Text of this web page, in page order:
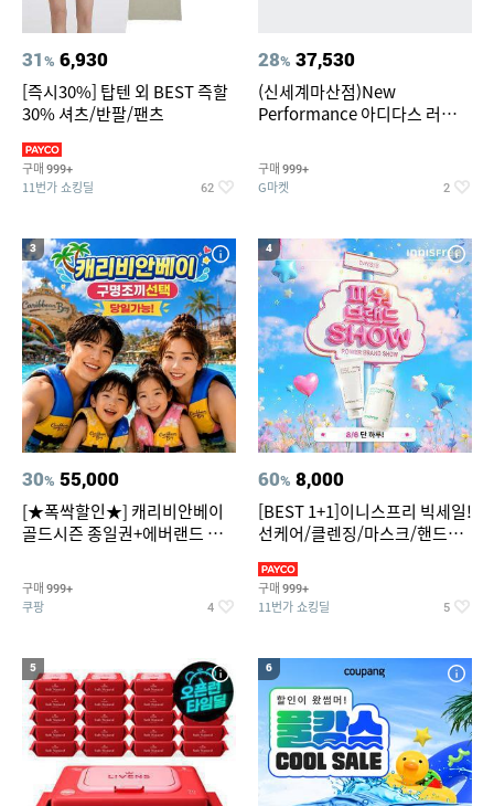
31% 6,930
[즉시30%] 탑텐 외 BEST 즉할
30% 셔츠/반팔/팬츠
구매 999+
11번가 쇼킹딜 62
28% 37,530
(신세계마산점)New
Performance 아디다스 러닝화
구매 999+
G마켓 2
3
30% 55,000
[★폭싹할인★] 캐리비안베이
골드시즌 종일권+에버랜드 오
구매 999+
쿠팡 4
4
60% 8,000
[BEST 1+1]이니스프리 빅세일!
선케어/클렌징/마스크/핸드크
구매 999+
11번가 쇼킹딜 5
5 6